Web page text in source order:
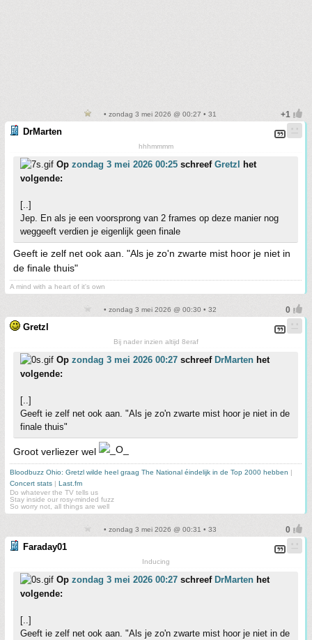
• zondag 3 mei 2026 @ 00:27 • 31
DrMarten
hhhmmmm
Op zondag 3 mei 2026 00:25 schreef Gretzl
het
volgende:
[..]
Jep. En als je een voorsprong van 2 frames op deze manier nog
weggeeft verdien je eigenlijk geen finale
Geeft ie zelf net ook aan. "Als je zo'n zwarte mist hoor je niet in
de finale thuis"
A mind with a heart of it's own
• zondag 3 mei 2026 @ 00:30 • 32
Gretzl
Bij nader inzien altijd 8eraf
Op zondag 3 mei 2026 00:27 schreef DrMarten het
volgende:
[..]
Geeft ie zelf net ook aan. "Als je zo'n zwarte mist hoor je niet in de
finale thuis"
Groot verliezer wel
Bloodbuzz Ohio: Gretzl wilde heel graag The National éindelijk in de Top 2000 hebben |
Concert stats | Last.fm
Do whatever the TV tells us
Stay inside our rosy-minded fuzz
So worry not, all things are well
• zondag 3 mei 2026 @ 00:31 • 33
Faraday01
Inducing
Op zondag 3 mei 2026 00:27 schreef DrMarten het
volgende:
[..]
Geeft ie zelf net ook aan. "Als je zo'n zwarte mist hoor je niet in de